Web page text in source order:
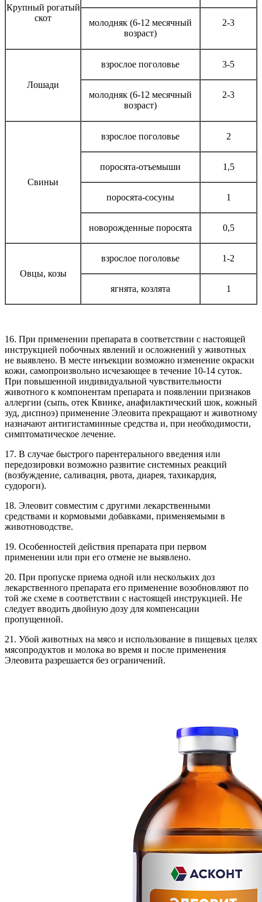
Крупный рогатый
скот
молодняк (6-12 месячный
возраст)
2-3
Лошади
взрослое поголовье 3-5
молодняк (6-12 месячный
возраст)
2-3
Свиньи
взрослое поголовье 2
поросята-отъемыши 1,5
поросята-сосуны 1
новорожденные поросята 0,5
Овцы, козы
взрослое поголовье 1-2
ягнята, козлята 1
16. При применении препарата в соответствии с настоящей
инструкцией побочных явлений и осложнений у животных
не выявлено. В месте инъекции возможно изменение окраски
кожи, самопроизвольно исчезающее в течение 10-14 суток.
При повышенной индивидуальной чувствительности
животного к компонентам препарата и появлении признаков
аллергии (сыпь, отек Квинке, анафилактический шок, кожный
зуд, диспноэ) применение Элеовита прекращают и животному
назначают антигистаминные средства и, при необходимости,
симптоматическое лечение.
17. В случае быстрого парентерального введения или
передозировки возможно развитие системных реакций
(возбуждение, саливация, рвота, диарея, тахикардия,
судороги).
18. Элеовит совместим с другими лекарственными
средствами и кормовыми добавками, применяемыми в
животноводстве.
19. Особенностей действия препарата при первом
применении или при его отмене не выявлено.
20. При пропуске приема одной или нескольких доз
лекарственного препарата его применение возобновляют по
той же схеме в соответствии с настоящей инструкцией. Не
следует вводить двойную дозу для компенсации
пропущенной.
21. Убой животных на мясо и использование в пищевых целях
мясопродуктов и молока во время и после применения
Элеовита разрешается без ограничений.